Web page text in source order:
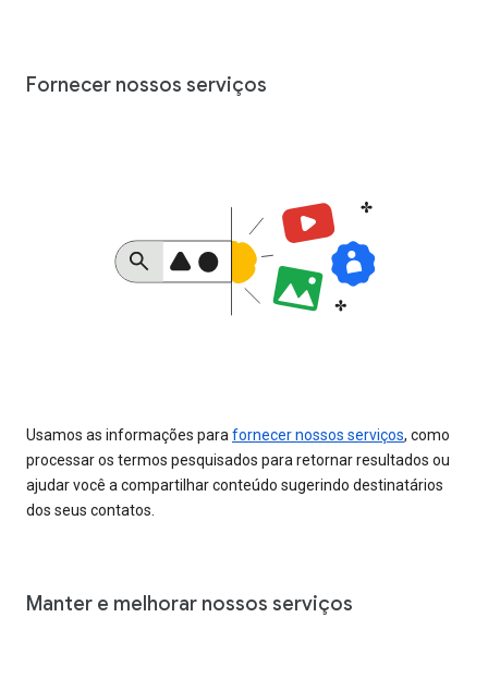
Fornecer nossos serviços
Usamos as informações para fornecer nossos serviços, como
processar os termos pesquisados para retornar resultados ou
ajudar você a compartilhar conteúdo sugerindo destinatários
dos seus contatos.
Manter e melhorar nossos serviços